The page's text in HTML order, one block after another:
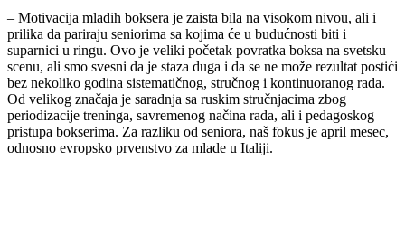
– Motivacija mladih boksera je zaista bila na visokom nivou, ali i
prilika da pariraju seniorima sa kojima će u budućnosti biti i
suparnici u ringu. Ovo je veliki početak povratka boksa na svetsku
scenu, ali smo svesni da je staza duga i da se ne može rezultat postići
bez nekoliko godina sistematičnog, stručnog i kontinuoranog rada.
Od velikog značaja je saradnja sa ruskim stručnjacima zbog
periodizacije treninga, savremenog načina rada, ali i pedagoskog
pristupa bokserima. Za razliku od seniora, naš fokus je april mesec,
odnosno evropsko prvenstvo za mlade u Italiji.